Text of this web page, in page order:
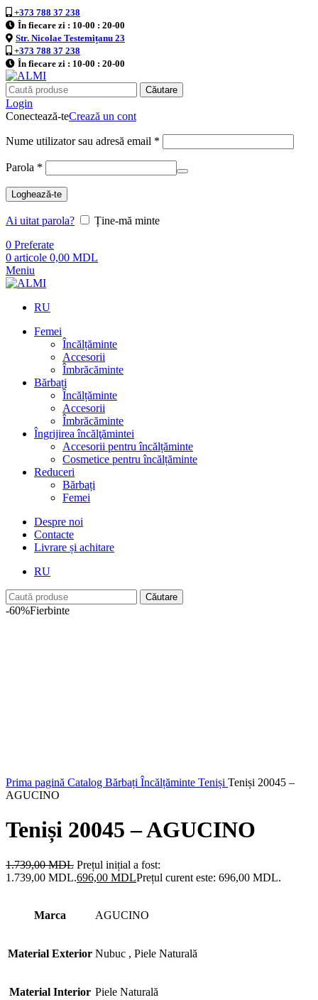
+373 788 37 238
În fiecare zi : 10-00 : 20-00
Str. Nicolae Testemițanu 23
+373 788 37 238
În fiecare zi : 10-00 : 20-00
Căutare
Login
Conectează-teCrează un cont
Nume utilizator sau adresă email *
Parola *
Loghează-te
Ai uitat parola?
Ține-mă minte
0 Preferate
0 articole 0,00 MDL
Meniu
RU
Femei
Încălțăminte
Accesorii
Îmbrăcăminte
Bărbați
Încălțăminte
Accesorii
Îmbrăcăminte
Îngrijirea încălţămintei
Accesorii pentru încălțăminte
Cosmetice pentru încălțăminte
Reduceri
Bărbați
Femei
Despre noi
Contacte
Livrare și achitare
RU
Căutare
-60%Fierbinte
Prima pagină Catalog Bărbați Încălțăminte Teniși Teniși 20045 –
AGUCINO
Teniși 20045 – AGUCINO
1.739,00MDL Prețul inițial a fost:
1.739,00 MDL.696,00 MDLPrețul curent este: 696,00 MDL.
Marca AGUCINO
Material Exterior Nubuc , Piele Naturală
Material Interior Piele Naturală